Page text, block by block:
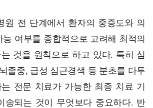
원 전 단계에서 환자의 중증도와 의
여부를 종합적으로 고려해 최적의
것을 원칙으로 하고 있다. 특히 심
졸중, 급성 심근경색 등 분초를 다투
전문 치료가 가능한 최종 치료 기
송되는 것이 무엇보다 중요하다. 반